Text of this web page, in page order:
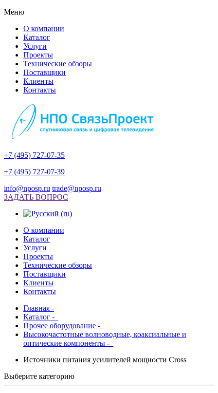
Меню
О компании
Каталог
Услуги
Проекты
Технические обзоры
Поставщики
Клиенты
Контакты
+7 (495) 727-07-35
+7 (495) 727-07-39
info@nposp.ru trade@nposp.ru
ЗАДАТЬ ВОПРОС
О компании
Каталог
Услуги
Проекты
Технические обзоры
Поставщики
Клиенты
Контакты
Главная -
Каталог -
Прочее оборудование -
Высокочастотные волноводные, коаксиальные и
оптические компоненты -
Источники питания усилителей мощности Cross
Выберите категорию